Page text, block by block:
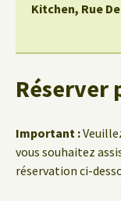
Kitchen, Rue
Réserver
Important :
vous souhaitez
réservation ci-